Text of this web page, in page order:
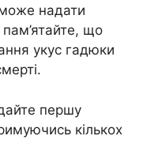
надати
що
укус гадюки
першу
кількох